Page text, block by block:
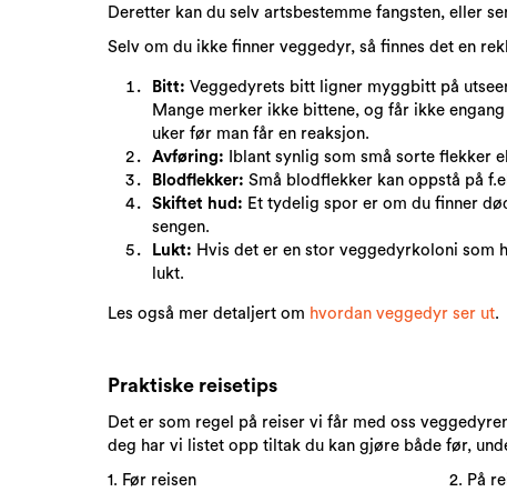
Deretter kan du selv artsbestemme fangsten, eller
Selv om du ikke finner veggedyr, så finnes det en
Bitt: Veggedyrets bitt ligner myggbitt på
Mange merker ikke bittene, og får ikke
uker før man får en reaksjon.
Avføring: Iblant synlig som små sorte flekker
Blodflekker: Små blodflekker kan oppstå på
Skiftet hud: Et tydelig spor er om du finner
sengen.
Lukt: Hvis det er en stor veggedyrkoloni som
lukt.
Les også mer detaljert om hvordan veggedyr ser ut.
Praktiske reisetips
Det er som regel på reiser vi får med oss
deg har vi listet opp tiltak du kan gjøre både før,
1. Før reisen 2. På